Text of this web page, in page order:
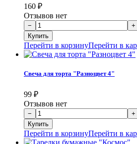
160 ₽
Отзывов нет
Перейти в корзинуПерейти в
Свеча для торта "Разноцвет 4"
99 ₽
Отзывов нет
Перейти в корзинуПерейти в